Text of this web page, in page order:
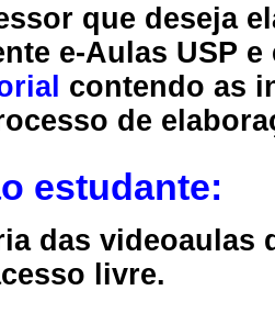
que deseja
e-Aulas USP
contendo as
de
estudante:
das videoaulas
livre.